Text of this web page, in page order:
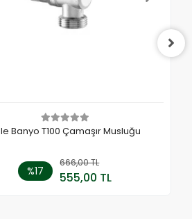
Banyo T100 Çamaşır Musluğu
%17
666,00 TL
555,00 TL
Sepete Ekle